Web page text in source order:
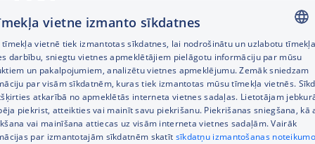
© SIA Tet 2026 - Visas cenas norādītas EUR ar PVN 21%
Interneta veikala izstrāde —
LATVIAN
RUSSIAN
ENGLISH
vietne izmanto sīkdatnes
tīmekļa vietnē tiek izmantotas sīkdatnes, lai nodrošinātu un uzlabotu
darbību, sniegtu vietnes apmeklētājiem pielāgotu informāciju par mūsu
un pakalpojumiem, analizētu vietnes apmeklējumu. Zemāk sniedzam
par visām sīkdatnēm, kuras tiek izmantotas mūsu tīmekļa vietnēs.
atkarībā no apmeklētās interneta vietnes sadaļas. Lietotājam
piekrist, atteikties vai mainīt savu piekrišanu. Piekrišanas sniegšana, kā
vai mainīšana attiecas uz visām interneta vietnes sadaļām. Vairāk
par izmantotajām sīkdatnēm skatīt sīkdatņu izmantošanas